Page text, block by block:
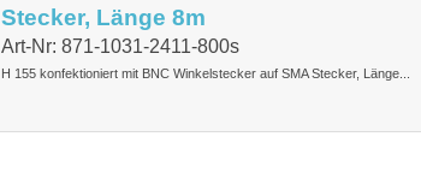
Stecker, Länge 8m
Art-Nr: 871-1031-2411-800s
H 155 konfektioniert mit BNC Winkelstecker auf SMA Stecker, Länge...